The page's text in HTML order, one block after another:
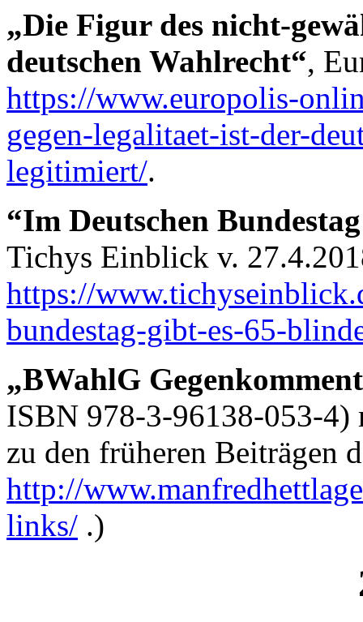
„Die Figur des nicht-
deutschen Wahlrecht“,
https://www.europolis-
gegen-legalitaet-ist-der-
legitimiert/.
“Im Deutschen
Tichys Einblick v.
https://
bundestag-gibt-es-65-
„BWahlG
ISBN 978-3-96138-053-
zu den früheren Beiträgen
http://
links/ .)